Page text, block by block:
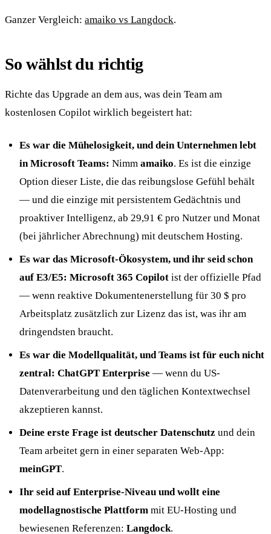
Ganzer Vergleich: amaiko vs Langdock.
So wählst du richtig
Richte das Upgrade an dem aus, was dein Team am
kostenlosen Copilot wirklich begeistert hat:
Es war die Mühelosigkeit, und dein Unternehmen lebt
in Microsoft Teams: Nimm amaiko. Es ist die einzige
Option dieser Liste, die das reibungslose Gefühl behält
— und die einzige mit persistentem Gedächtnis und
proaktiver Intelligenz, ab 29,91 € pro Nutzer und Monat
(bei jährlicher Abrechnung) mit deutschem Hosting.
Es war das Microsoft-Ökosystem, und ihr seid schon
auf E3/E5: Microsoft 365 Copilot ist der offizielle Pfad
— wenn reaktive Dokumentenerstellung für 30 $ pro
Arbeitsplatz zusätzlich zur Lizenz das ist, was ihr am
dringendsten braucht.
Es war die Modellqualität, und Teams ist für euch nicht
zentral: ChatGPT Enterprise — wenn du US-
Datenverarbeitung und den täglichen Kontextwechsel
akzeptieren kannst.
Deine erste Frage ist deutscher Datenschutz und dein
Team arbeitet gern in einer separaten Web-App:
meinGPT.
Ihr seid auf Enterprise-Niveau und wollt eine
modellagnostische Plattform mit EU-Hosting und
bewiesenen Referenzen: Langdock.